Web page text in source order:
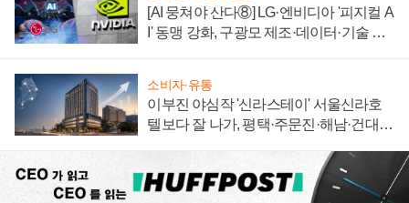
[AI 뭉쳐야 산다⑧] LG·엔비디아 '피지컬 A
I' 동맹 강화, 구광모 제조·데이터·기술 결
소비자·유통
이부진 야심작 '신라스테이' 서울신라호
텔보다 잘 나가, 평택·주문진·해남·건대로